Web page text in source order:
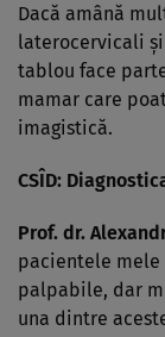
Dacă amână
laterocervicali
tablou face
mamar care
imagistică.
CSÎD:
Prof. dr.
pacientele mele
palpabile, dar
una dintre